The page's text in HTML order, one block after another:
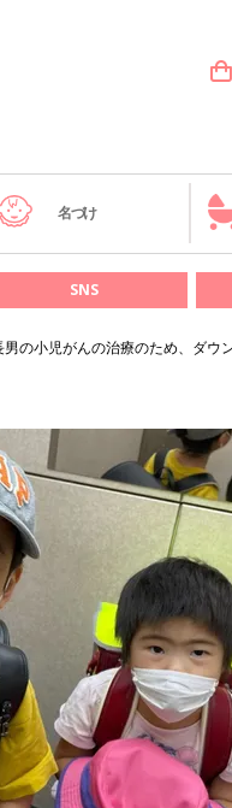
名づけ
SNS
男の小児がんの治療のため、ダウ